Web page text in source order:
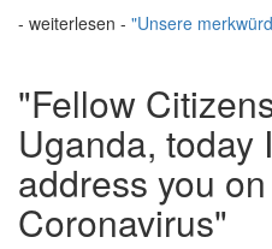
- weiterlesen - "Unsere
"Fellow
Uganda, today
address you
Coronavirus"